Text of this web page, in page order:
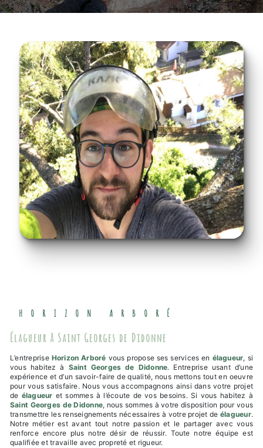
HORIZON ARBORÉ
élagueur à Saint Georges de Didonne
L’entreprise Horizon Arboré vous propose ses services en élagueur, si
vous habitez à Saint Georges de Didonne. Entreprise usant d’une
expérience et d’un savoir-faire de qualité, nous mettons tout en oeuvre
pour vous satisfaire. Nous vous accompagnons ainsi dans votre projet
de élagueur et sommes à l’écoute de vos besoins. Si vous habitez à
Saint Georges de Didonne, nous sommes à votre disposition pour vous
transmettre les renseignements nécessaires à votre projet de élagueur.
Notre métier est avant tout notre passion et le partager avec vous
renforce encore plus notre désir de réussir. Toute notre équipe est
qualifiée et travaille avec propreté et rigueur.